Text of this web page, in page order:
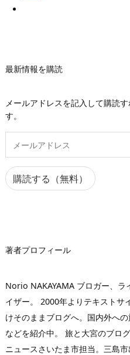
最新情報を購読
メールアドレスを記入して購読
す。
ア
ド
購読する（無料）
著者プロフィール
Norio NAKAYAMA ブロガー、ラ
イザー。 2000年よりテキストサ
けそのままブログへ。国内外へ
などを紹介中。 旅と大宮のブロ
ニュースさいたま市担当。三島